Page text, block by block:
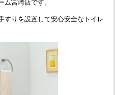
宮崎店です。
すりを設置して安心安全なトイレ